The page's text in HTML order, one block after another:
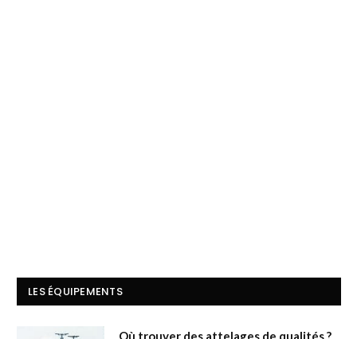
LES ÉQUIPEMENTS
Où trouver des attelages de qualités ?